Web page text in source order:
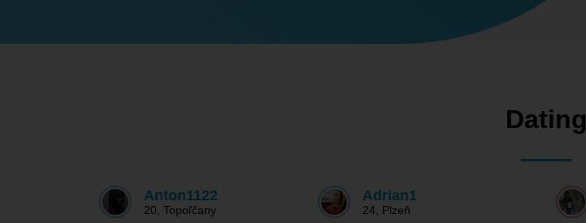
Dating
Anton1122
20 Topoľčany
Adrian1
24 Plzeň